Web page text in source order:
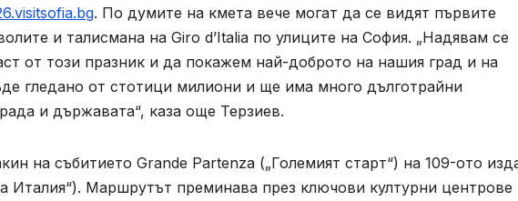
. По думите на кмета вече могат да се видят първите
и талисмана на Giro d’Italia по улиците на София. „Надявам се
от този празник и да покажем най-доброто на нашия град и на
гледано от стотици милиони и ще има много дълготрайни
и държавата“, каза още Терзиев.
на събитието Grande Partenza („Големият старт“) на 109-ото
Италия“). Маршрутът преминава през ключови културни центрове